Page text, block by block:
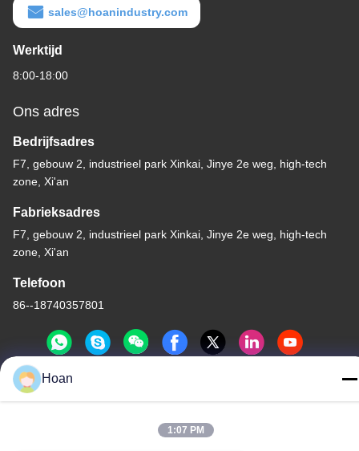
sales@hoanindustry.com
Werktijd
8:00-18:00
Ons adres
Bedrijfsadres
F7, gebouw 2, industrieel park Xinkai, Jinye 2e weg, high-tech
zone, Xi'an
Fabrieksadres
F7, gebouw 2, industrieel park Xinkai, Jinye 2e weg, high-tech
zone, Xi'an
Telefoon
86--18740357801
China Goede kwaliteit De Trillingsisolator van de draadkabel
Auteursrecht © 2024-2026 Xi'an Hoan Microwave Co., Ltd. . Alle
rechten voorbehoudena.
Hoan
1:07 PM